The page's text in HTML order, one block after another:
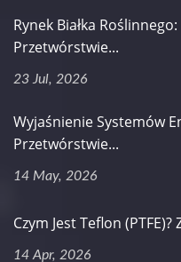
Rynek Białka
Przetwórstwie...
23 Jul, 2026
Wyjaśnienie Systemów
Przetwórstwie...
14 May, 2026
Czym Jest Teflon
14 Apr, 2026